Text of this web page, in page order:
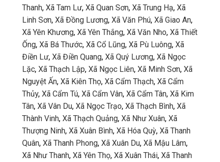
Thanh, Xã Tam Lư, Xã Quan Sơn, Xã Trung Hạ, Xã
Linh Sơn, Xã Đồng Lương, Xã Văn Phú, Xã Giao An,
Xã Yên Khương, Xã Yên Thắng, Xã Văn Nho, Xã Thiết
Ống, Xã Bá Thước, Xã Cổ Lũng, Xã Pù Luông, Xã
Điền Lư, Xã Điền Quang, Xã Quý Lương, Xã Ngọc
Lặc, Xã Thạch Lập, Xã Ngọc Liên, Xã Minh Sơn, Xã
Nguyệt Ấn, Xã Kiên Thọ, Xã Cẩm Thạch, Xã Cẩm
Thủy, Xã Cẩm Tú, Xã Cẩm Vân, Xã Cẩm Tân, Xã Kim
Tân, Xã Vân Du, Xã Ngọc Trạo, Xã Thạch Bình, Xã
Thành Vinh, Xã Thạch Quảng, Xã Như Xuân, Xã
Thượng Ninh, Xã Xuân Bình, Xã Hóa Quỳ, Xã Thanh
Quân, Xã Thanh Phong, Xã Xuân Du, Xã Mậu Lâm,
Xã Như Thanh, Xã Yên Thọ, Xã Xuân Thái, Xã Thanh